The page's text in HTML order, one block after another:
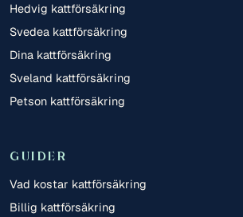
Hedvig kattförsäkring
Svedea kattförsäkring
Dina kattförsäkring
Sveland kattförsäkring
Petson kattförsäkring
GUIDER
Vad kostar kattförsäkring
Billig kattförsäkring